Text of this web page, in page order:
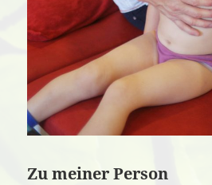
Zu meiner Person